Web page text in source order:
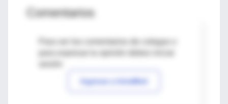
Comentarios
Para ver los comentarios de colegas o
Ingresar a IntraMed